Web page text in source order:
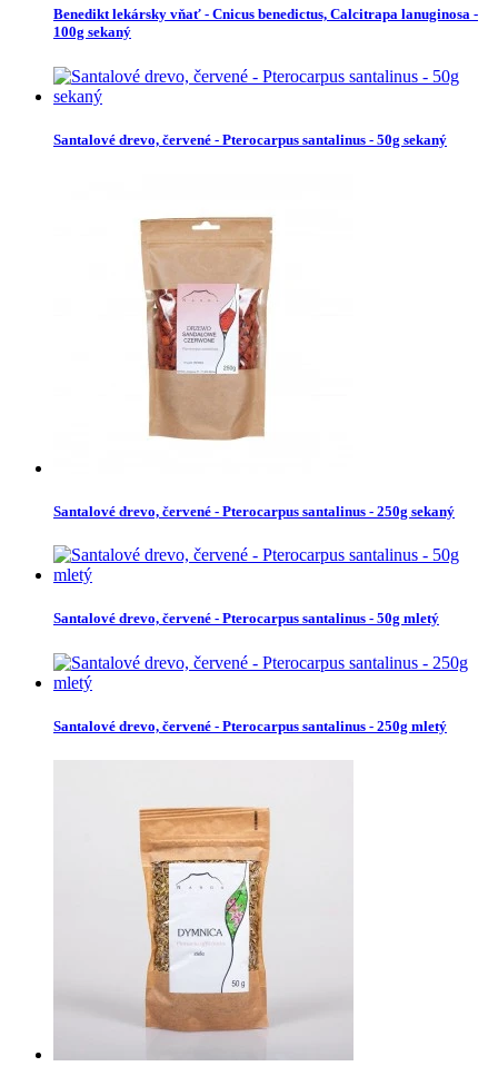
Benedikt lekársky vňať - Cnicus benedictus, Calcitrapa lanuginosa -
100g sekaný
Santalové drevo, červené - Pterocarpus santalinus - 50g sekaný
Santalové drevo, červené - Pterocarpus santalinus - 250g sekaný
Santalové drevo, červené - Pterocarpus santalinus - 50g mletý
Santalové drevo, červené - Pterocarpus santalinus - 250g mletý